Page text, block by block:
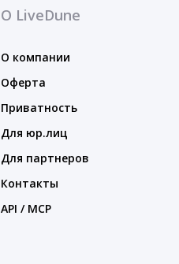
О LiveDune
О компании
Оферта
Приватность
Для юр.лиц
Для партнеров
Контакты
API / MCP